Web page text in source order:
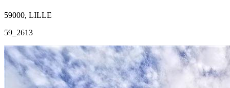
59000, LILLE
59_2613